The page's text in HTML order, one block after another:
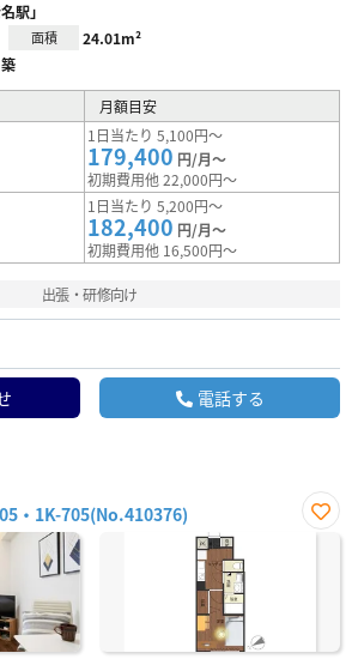
駅」
面積 24.01m²
月額目安
1日当たり 5,100円～
179,400 円/月～
初期費用他 22,000円～
1日当たり 5,200円～
182,400 円/月～
初期費用他 16,500円～
出張・研修向け
電話する
・1K-705(No.410376)
お気